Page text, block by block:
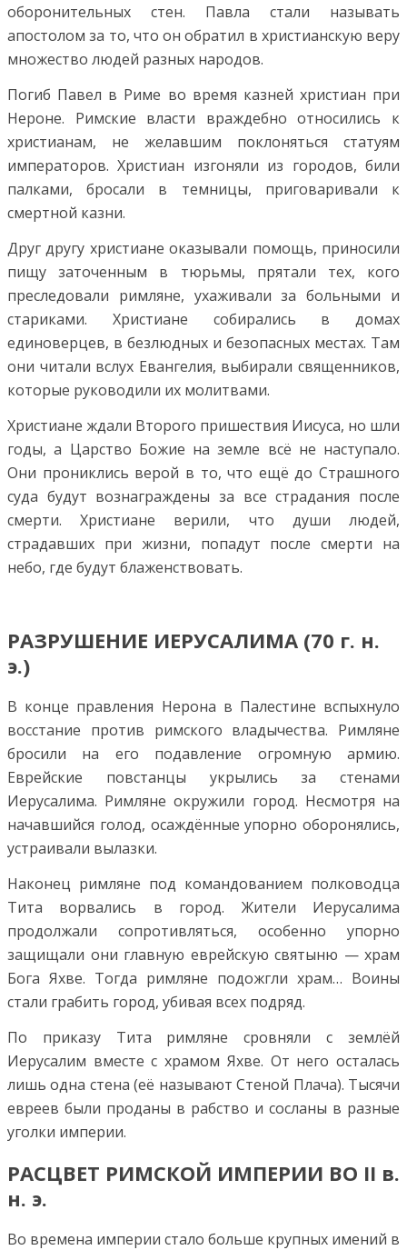
оборонительных стен. Павла стали называть
апостолом за то, что он обратил в христианскую веру
множество людей разных народов.
Погиб Павел в Риме во время казней христиан при
Нероне. Римские власти враждебно относились к
христианам, не желавшим поклоняться статуям
императоров. Христиан изгоняли из городов, били
палками, бросали в темницы, приговаривали к
смертной казни.
Друг другу христиане оказывали помощь, приносили
пищу заточенным в тюрьмы, прятали тех, кого
преследовали римляне, ухаживали за больными и
стариками. Христиане собирались в домах
единоверцев, в безлюдных и безопасных местах. Там
они читали вслух Евангелия, выбирали священников,
которые руководили их молитвами.
Христиане ждали Второго пришествия Иисуса, но шли
годы, а Царство Божие на земле всё не наступало.
Они прониклись верой в то, что ещё до Страшного
суда будут вознаграждены за все страдания после
смерти. Христиане верили, что души людей,
страдавших при жизни, попадут после смерти на
небо, где будут блаженствовать.
РАЗРУШЕНИЕ ИЕРУСАЛИМА (70 г. н.
э.)
В конце правления Нерона в Палестине вспыхнуло
восстание против римского владычества. Римляне
бросили на его подавление огромную армию.
Еврейские повстанцы укрылись за стенами
Иерусалима. Римляне окружили город. Несмотря на
начавшийся голод, осаждённые упорно оборонялись,
устраивали вылазки.
Наконец римляне под командованием полководца
Тита ворвались в город. Жители Иерусалима
продолжали сопротивляться, особенно упорно
защищали они главную еврейскую святыню — храм
Бога Яхве. Тогда римляне подожгли храм… Воины
стали грабить город, убивая всех подряд.
По приказу Тита римляне сровняли с землёй
Иерусалим вместе с храмом Яхве. От него осталась
лишь одна стена (её называют Стеной Плача). Тысячи
евреев были проданы в рабство и сосланы в разные
уголки империи.
РАСЦВЕТ РИМСКОЙ ИМПЕРИИ ВО II в.
н. э.
Во времена империи стало больше крупных имений в